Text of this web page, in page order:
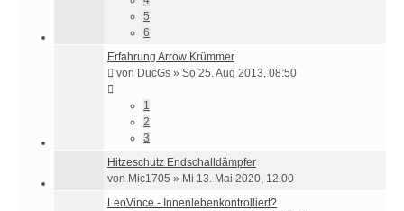
5
6
Erfahrung Arrow Krümmer
von DucGs » So 25. Aug 2013, 08:50
1
2
3
Hitzeschutz Endschalldämpfer
von Mic1705 » Mi 13. Mai 2020, 12:00
LeoVince - Innenlebenkontrolliert?